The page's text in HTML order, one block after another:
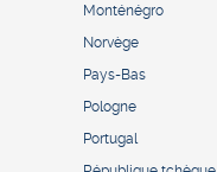
Monténégro
Norvège
Pays-Bas
Pologne
Portugal